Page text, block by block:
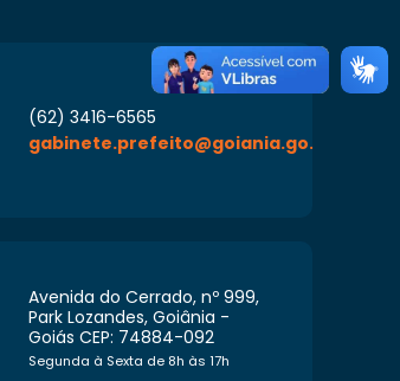
(62) 3416-6565
gabinete.prefeito@goiania.go.gov.br
Avenida do Cerrado, nº 999,
Park Lozandes, Goiânia -
Goiás CEP: 74884-092
Segunda à Sexta de 8h às 17h